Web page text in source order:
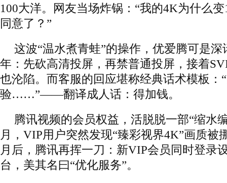
100大洋。网友当场炸锅：“我的4K为什么
同意了？”
这波“温水煮青蛙”的操作，优爱腾可是
年：先砍高清投屏，再禁普通投屏，接着
也沦陷。而客服的回应堪称经典话术模板：
验……”——翻译成人话：得加钱。
腾讯视频的会员权益，活脱脱一部“缩水
月，VIP用户突然发现“臻彩视界4K”画质被
月后，腾讯再挥一刀：新VIP会员同时登录
台，美其名曰“优化服务”。